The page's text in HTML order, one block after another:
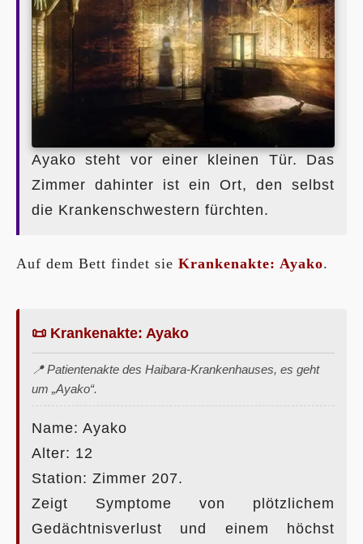
Ayako steht vor einer kleinen Tür. Das
Zimmer dahinter ist ein Ort, den selbst
die Krankenschwestern fürchten.
Auf dem Bett findet sie Krankenakte: Ayako.
📜 Krankenakte: Ayako
📍 Patientenakte des Haibara-Krankenhauses, es geht
um „Ayako“.
Name: Ayako
Alter: 12
Station: Zimmer 207.
Zeigt Symptome von plötzlichem
Gedächtnisverlust und einem höchst